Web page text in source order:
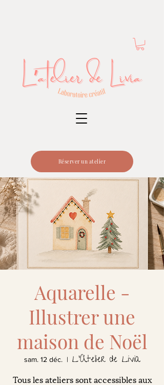
Réserver un atelier
Aquarelle -
Illustrer une
maison de Noël
sam. 12 déc.
  |
L'Atelier de Livia
Tous les ateliers sont accessibles aux